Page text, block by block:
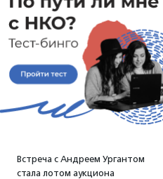
Встреча с Андреем Ургантом
стала лотом аукциона